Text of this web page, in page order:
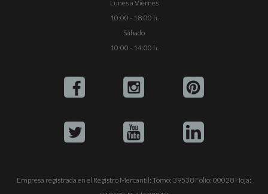
Lunes a Viernes
10:00 - 18:00 h.
Sábado
10:00 - 14:00 h.
Empresa registrada en el Registro Mercantil: Tomo: 39538 Folio: 00028 Hoja: